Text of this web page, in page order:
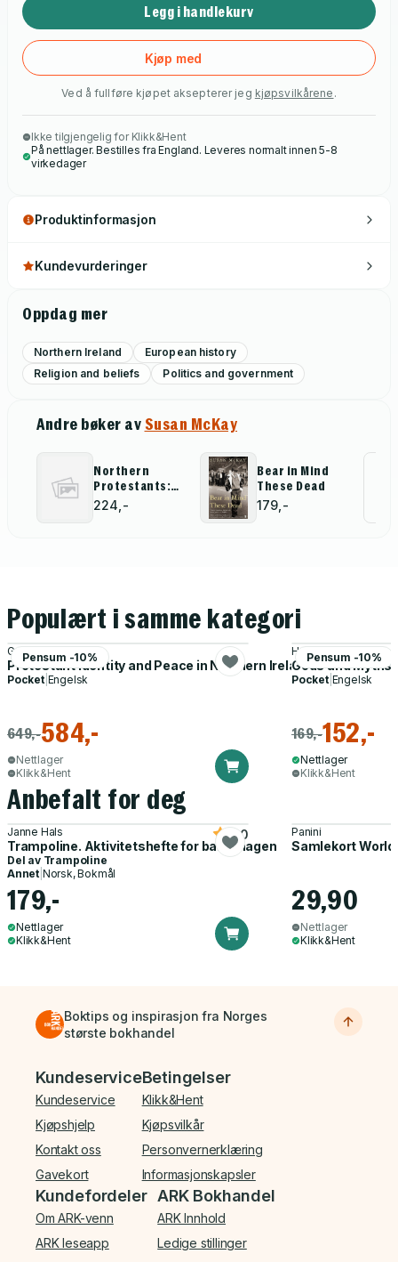
Legg i handlekurv
Kjøp med
Ved å fullføre kjøpet aksepterer jeg kjøpsvilkårene .
Ikke tilgjengelig for Klikk&Hent
På nettlager. Bestilles fra England. Leveres normalt innen 5-8
virkedager
Produktinformasjon
Kundevurderinger
Oppdag mer
Northern Ireland
European history
Religion and beliefs
Politics and government
Andre bøker avSusan McKay
Northern
Protestants:
On Shifting
Ground
224,-
Bear in Mind
These Dead
179,-
Populært i samme kategori
Pensum -10%
Graham Spencer
Protestant Identity and Peace in Northern Ireland
Pocket| Engelsk
649,-584,-
Nettlager
Klikk&Hent
Pensum -10%
H. Davidson
Gods and Myths
Pocket| Engelsk
169,-152,-
Nettlager
Klikk&Hent
Anbefalt for deg
Janne Hals
Trampoline. Aktivitetshefte for barnehagen
5.0
Del av Trampoline
Annet Norsk, Bokmål
179,-
Nettlager
Klikk&Hent
Panini
Samlekort
29,90
Nettlager
Klikk&Hent
Boktips og inspirasjon fra Norges
største bokhandel
Bunnmeny
Kundeservice
Kundeservice
Kjøpshjelp
Kontakt oss
Gavekort
Betingelser
Klikk&Hent
Kjøpsvilkår
Personvernerklæring
Informasjonskapsler
Kundefordeler
Om ARK-venn
ARK leseapp
ARK Bokhandel
ARK Innhold
Ledige stillinger